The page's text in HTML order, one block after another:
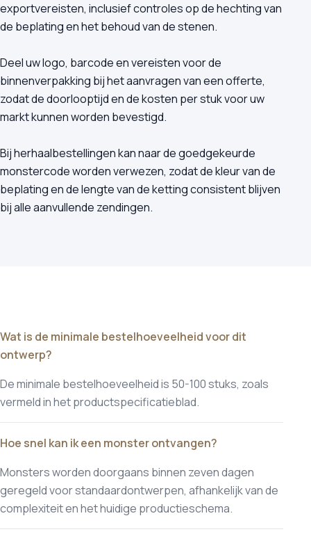
exportvereisten, inclusief controles op de hechting van
de beplating en het behoud van de stenen.
Deel uw logo, barcode en vereisten voor de
binnenverpakking bij het aanvragen van een offerte,
zodat de doorlooptijd en de kosten per stuk voor uw
markt kunnen worden bevestigd.
Bij herhaalbestellingen kan naar de goedgekeurde
monstercode worden verwezen, zodat de kleur van de
beplating en de lengte van de ketting consistent blijven
bij alle aanvullende zendingen.
Wat is de minimale bestelhoeveelheid voor dit
ontwerp?
De minimale bestelhoeveelheid is 50-100 stuks, zoals
vermeld in het productspecificatieblad.
Hoe snel kan ik een monster ontvangen?
Monsters worden doorgaans binnen zeven dagen
geregeld voor standaardontwerpen, afhankelijk van de
complexiteit en het huidige productieschema.